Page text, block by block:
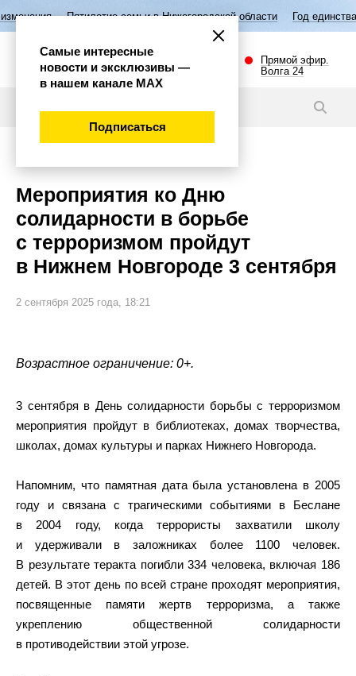
семьи в Нижегородской области Год единства народов России
Прямой эфир.
Волга 24
Мероприятия ко Дню
солидарности в борьбе
с терроризмом пройдут
в Нижнем Новгороде 3 сентября
2 сентября 2025 года, 18:21
Возрастное ограничение: 0+.
3 сентября в День солидарности борьбы с терроризмом
мероприятия пройдут в библиотеках, домах творчества,
школах, домах культуры и парках Нижнего Новгорода.
Напомним, что памятная дата была установлена в 2005
году и связана с трагическими событиями в Беслане
в 2004 году, когда террористы захватили школу
и удерживали в заложниках более 1100 человек.
В результате теракта погибли 334 человека, включая 186
детей. В этот день по всей стране проходят мероприятия,
посвященные памяти жертв терроризма, а также
укреплению общественной солидарности
в противодействии этой угрозе.
Самые интересные
новости и эксклюзивы —
в нашем канале МАХ
Подписаться